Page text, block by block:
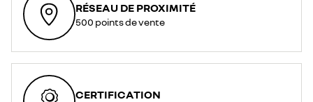
RÉSEAU DE PROXIMITÉ
500 points de vente
CERTIFICATION